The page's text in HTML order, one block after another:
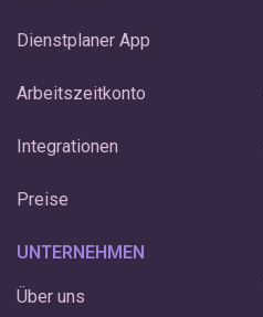
Dienstplaner App
Arbeitszeitkonto
Integrationen
Preise
UNTERNEHMEN
Über uns